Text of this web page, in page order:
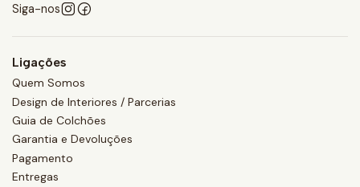
Siga-nos
Ligações
Quem Somos
Design de Interiores / Parcerias
Guia de Colchões
Garantia e Devoluções
Pagamento
Entregas